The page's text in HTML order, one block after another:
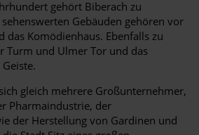
gehört Biberach zu
Gebäuden gehören vor
das Komödienhaus. Ebenfalls zu
Turm und Ulmer Tor und das
gleich mehrere Großunternehmer,
Pharmaindustrie, der
der Herstellung von Gardinen und